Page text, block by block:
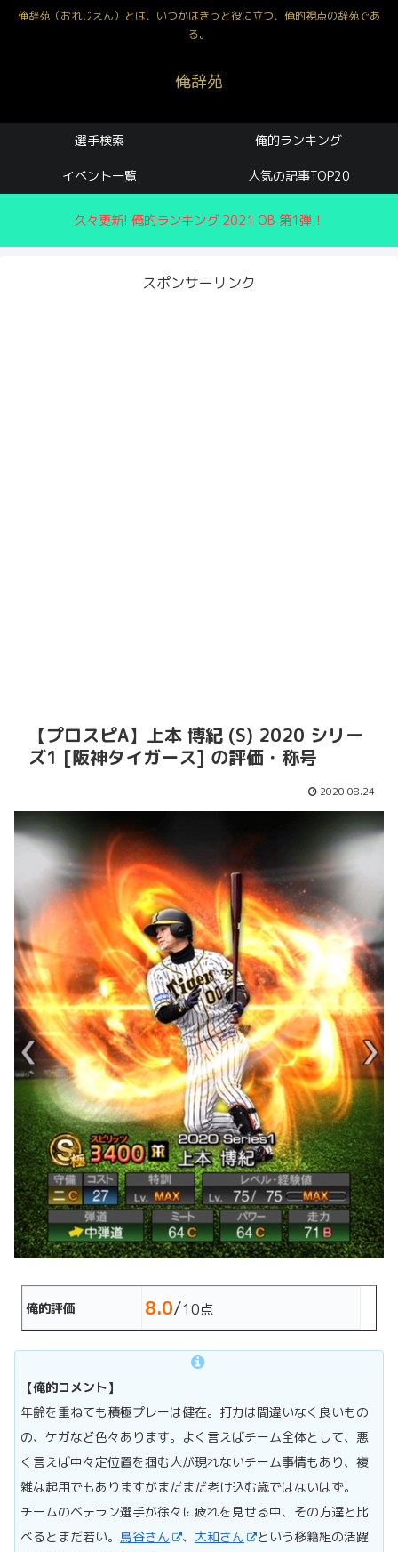
俺辞苑（おれじえん）とは、いつかはきっと役に立つ、俺的視点の辞苑であ
る。
俺辞苑
選手検索 俺的ランキング
イベント一覧 人気の記事TOP20
久々更新! 俺的ランキング 2021 OB 第1弾！
スポンサーリンク
【プロスピA】上本 博紀 (S) 2020 シリー
ズ1 [阪神タイガース] の評価・称号
2020.08.24
俺的評価 8.0/10点
【俺的コメント】
年齢を重ねても積極プレーは健在。打力は間違いなく良いもの
の、ケガなど色々あります。よく言えばチーム全体として、悪
く言えば中々定位置を掴む人が現れないチーム事情もあり、複
雑な起用でもありますがまだまだ老け込む歳ではないはず。
チームのベテラン選手が徐々に疲れを見せる中、その方達と比
べるとまだ若い。 鳥谷さん 、 大和さん
という移籍組の活躍